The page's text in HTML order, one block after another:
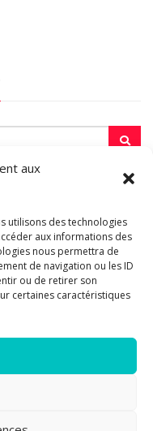
aux
utilisons des technologies
aux informations des
nous permettra de
de navigation ou les ID
ou de retirer son
certaines caractéristiques